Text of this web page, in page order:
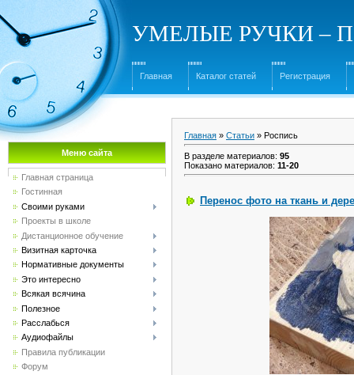
УМЕЛЫЕ РУЧКИ –
Главная Каталог статей Регистрация
Меню сайта
Главная страница
Гостинная
Своими руками
Проекты в школе
Дистанционное обучение
Визитная карточка
Нормативные документы
Это интересно
Всякая всячина
Полезное
Расслабься
Аудиофайлы
Правила публикации
Форум
Главная » Статьи » Роспись
В разделе материалов: 95
Показано материалов: 11-20
Перенос фото на ткань и